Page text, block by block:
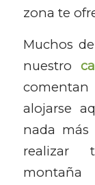
zona te
Muchos
nuestro
alojarse
nada más
realizar